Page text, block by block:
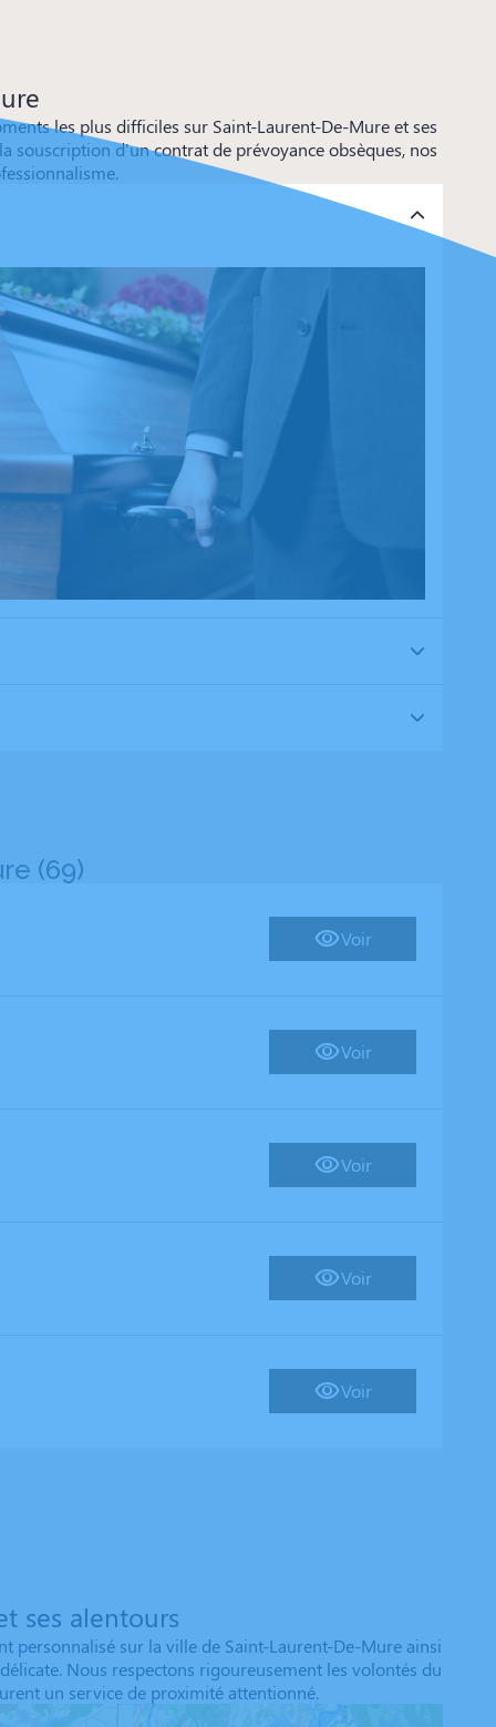
les plus difficiles sur Saint-Laurent-De-Mure et ses
souscription d'un contrat de prévoyance obsèques, nos
(69)
Voir
Voir
Voir
Voir
Voir
ses alentours
personnalisé sur la ville de Saint-Laurent-De-Mure ainsi
Nous respectons rigoureusement les volontés du
un service de proximité attentionné.